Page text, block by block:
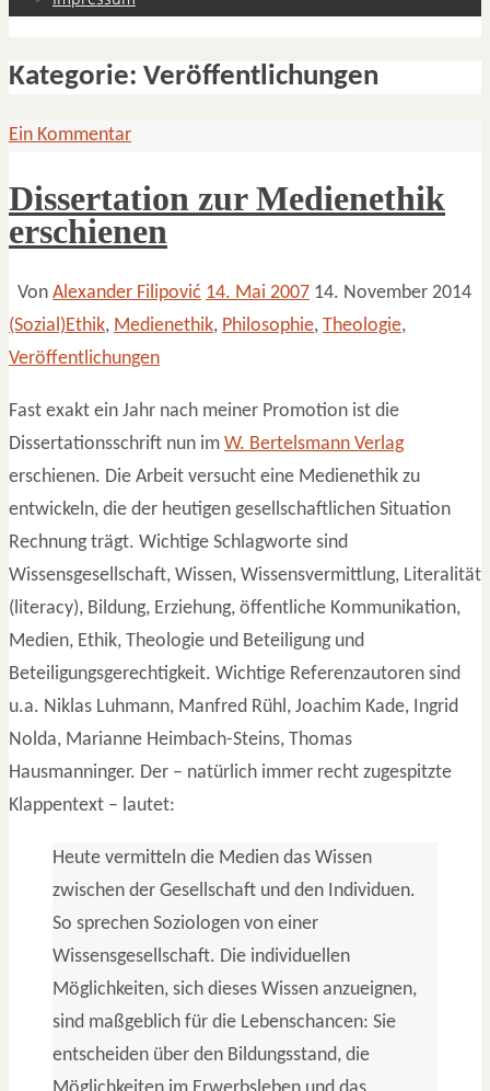
Kategorie: Veröffentlichungen
Ein Kommentar
Dissertation zur Medienethik
erschienen
Von Alexander Filipović 14. Mai 2007 14. November 2014
(Sozial)Ethik, Medienethik, Philosophie, Theologie,
Veröffentlichungen
Fast exakt ein Jahr nach meiner Promotion ist die
Dissertationsschrift nun im W. Bertelsmann Verlag
erschienen. Die Arbeit versucht eine Medienethik zu
entwickeln, die der heutigen gesellschaftlichen Situation
Rechnung trägt. Wichtige Schlagworte sind
Wissensgesellschaft, Wissen, Wissensvermittlung, Literalität
(literacy), Bildung, Erziehung, öffentliche Kommunikation,
Medien, Ethik, Theologie und Beteiligung und
Beteiligungsgerechtigkeit. Wichtige Referenzautoren sind
u.a. Niklas Luhmann, Manfred Rühl, Joachim Kade, Ingrid
Nolda, Marianne Heimbach-Steins, Thomas
Hausmanninger. Der – natürlich immer recht zugespitzte
Klappentext – lautet:
Heute vermitteln die Medien das Wissen
zwischen der Gesellschaft und den Individuen.
So sprechen Soziologen von einer
Wissensgesellschaft. Die individuellen
Möglichkeiten, sich dieses Wissen anzueignen,
sind maßgeblich für die Lebenschancen: Sie
entscheiden über den Bildungsstand, die